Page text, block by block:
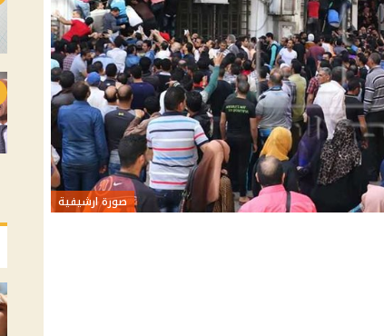
صورة ارشيفية